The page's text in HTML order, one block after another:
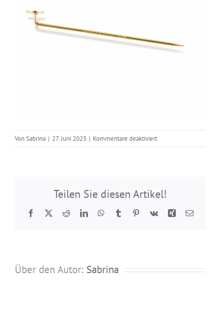
VonSabrina | 27. Juni 2023 | Kommentare deaktiviertfür
Nadel
Teilen Sie diesen Artikel!
Facebook
TwitterRedditLinkedInWhatsApp
TumblrPinterest
Vk Xing E-
Über den Autor: Sabrina